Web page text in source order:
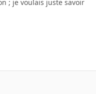
; je voulais juste savoir